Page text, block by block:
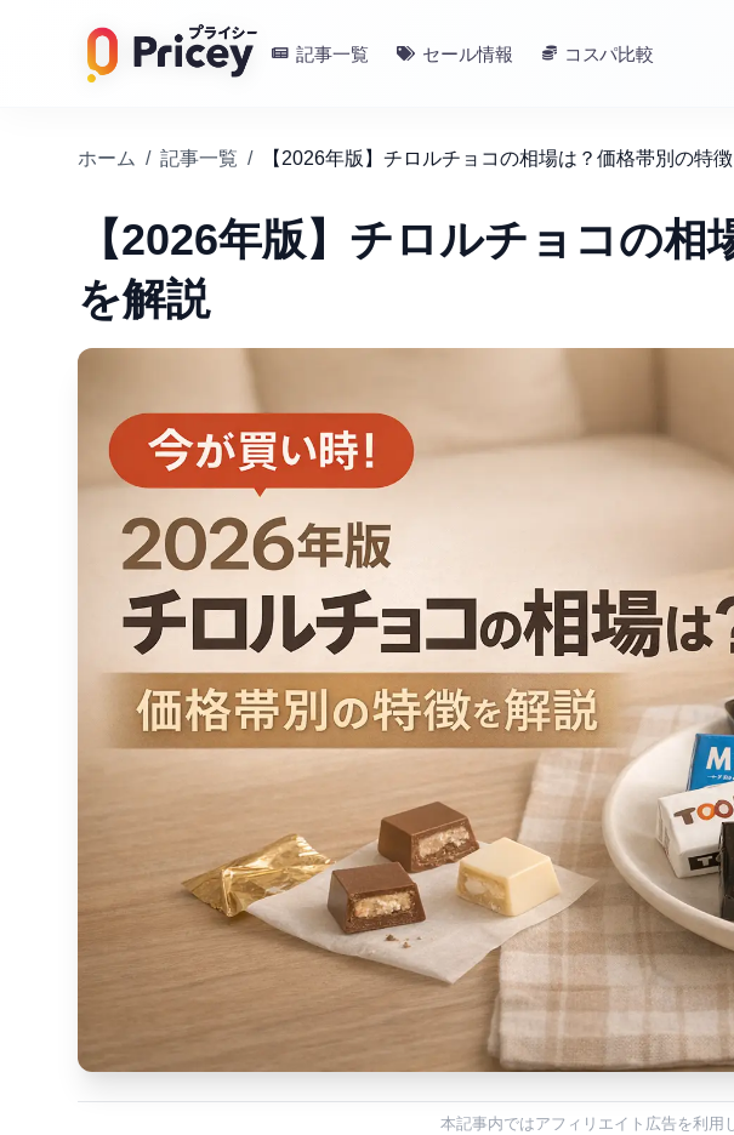
記事一覧 セール情報 コスパ比較
ホーム / 記事一覧 / 【2026年版】チロルチョコの相場は？価格帯別の特
【2026年版】チロルチョコの
を解説
本記事内ではアフィリエイト広告を利用